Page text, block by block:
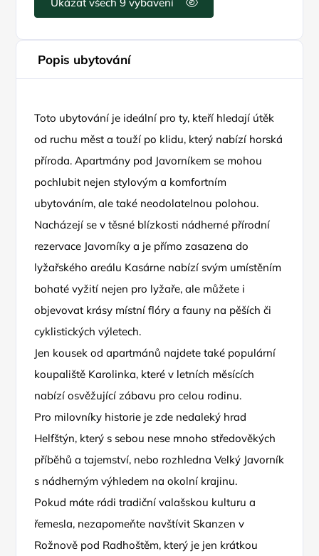
Popis ubytování
Toto ubytování je ideální pro ty, kteří hledají útěk
od ruchu měst a touží po klidu, který nabízí horská
příroda. Apartmány pod Javorníkem se mohou
pochlubit nejen stylovým a komfortním
ubytováním, ale také neodolatelnou polohou.
Nacházejí se v těsné blízkosti nádherné přírodní
rezervace Javorníky a je přímo zasazena do
lyžařského areálu Kasárne nabízí svým umístěním
bohaté vyžití nejen pro lyžaře, ale můžete i
objevovat krásy místní flóry a fauny na pěších či
cyklistických výletech.
Jen kousek od apartmánů najdete také populární
koupaliště Karolinka, které v letních měsících
nabízí osvěžující zábavu pro celou rodinu.
Pro milovníky historie je zde nedaleký hrad
Helfštýn, který s sebou nese mnoho středověkých
příběhů a tajemství, nebo rozhledna Velký Javorník
s nádherným výhledem na okolní krajinu.
Pokud máte rádi tradiční valašskou kulturu a
řemesla, nezapomeňte navštívit Skanzen v
Rožnově pod Radhoštěm, který je jen krátkou